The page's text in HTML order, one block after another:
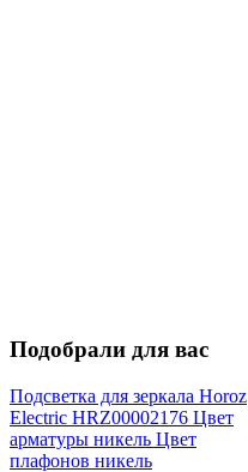
Подобрали для вас
Подсветка для зеркала Horoz
Electric HRZ00002176 Цвет
арматуры никель Цвет
плафонов никель